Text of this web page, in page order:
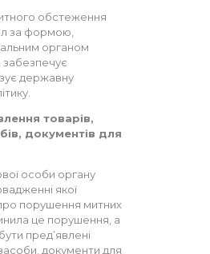
обстеження
за формою,
органом
забезпечує
державну
товарів,
документів для
особи органу
якої
порушення митних
це порушення, а
пред’явлені
документи для